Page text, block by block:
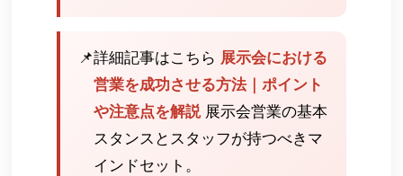
📌詳細記事はこちら 展示会における
営業を成功させる方法｜ポイント
や注意点を解説 展示会営業の基本
スタンスとスタッフが持つべきマ
インドセット。